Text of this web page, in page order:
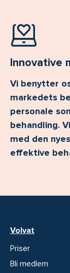
Innovative
Vi benytter
markedets
personale
behandling.
med den
effektive
Volvat
Priser
Bli medlem